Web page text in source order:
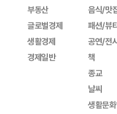
부동산
글로벌경제
생활경제
경제일반
음식/맛
패션/뷰
공연/전
책
종교
날씨
생활문